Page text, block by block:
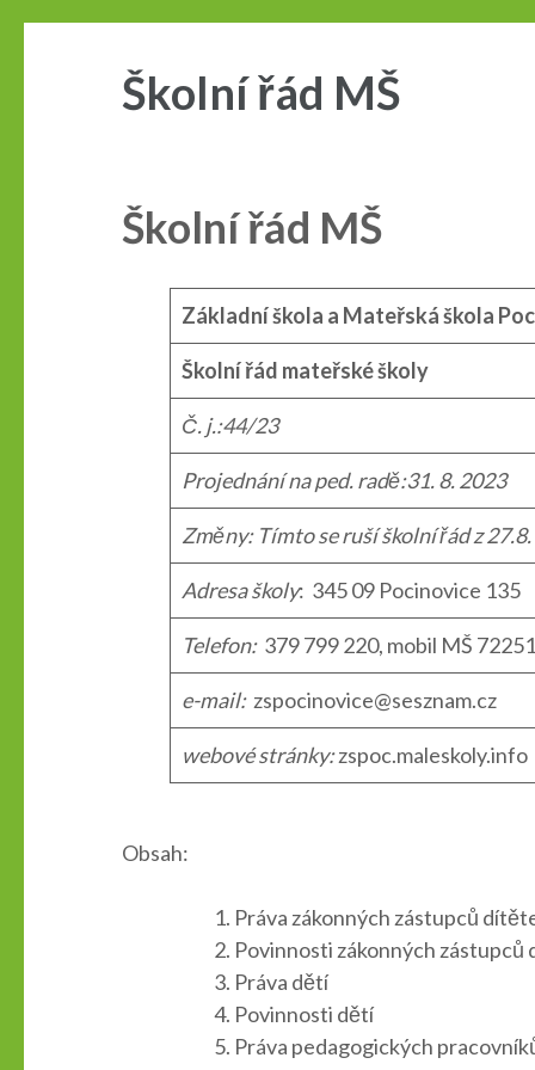
Školní řád MŠ
Školní řád MŠ
Základní škola a Mateřská škola
Školní řád mateřské školy
Č. j.:44/23
Projednání na ped. radě:31. 8. 2023
Změny: Tímto se ruší školní řád z
Adresa školy: 345 09 Pocinovice 135
Telefon: 379 799 220, mobil MŠ
e-mail:zspocinovice@sesznam.cz
webové stránky:zspoc.maleskoly.info
Obsah:
Práva zákonných zástupců
Povinnosti zákonných zástupců
Práva dětí
Povinnosti dětí
Práva pedagogických